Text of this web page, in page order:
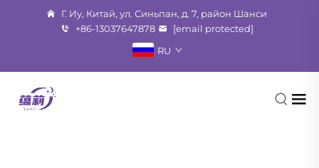
Г. Иу, Китай, ул. Синьпан, д. 7, район Шанси
+86-13037647878
[email protected]
RU